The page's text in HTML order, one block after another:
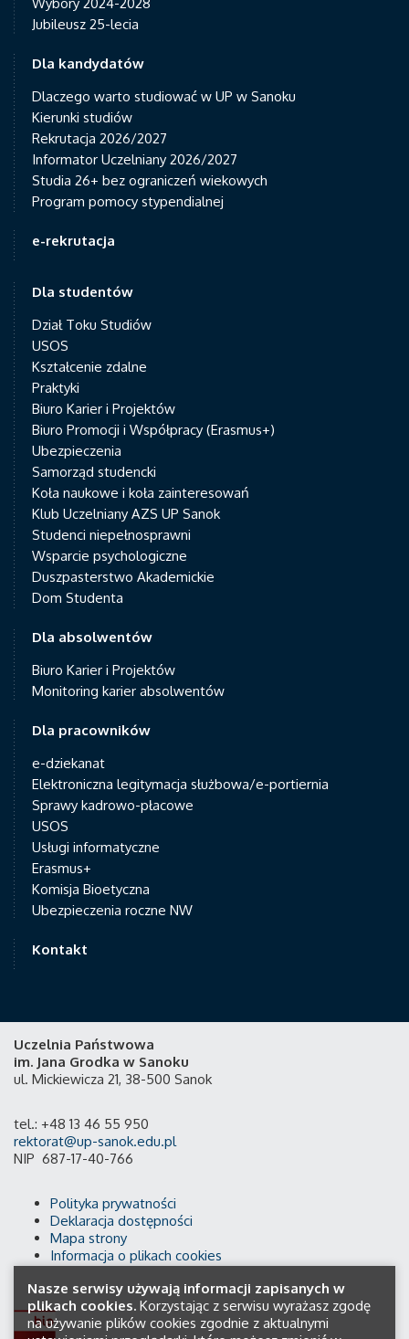
Jubileusz 25-lecia
Dla kandydatów
Dlaczego warto studiować w UP w Sanoku
Kierunki studiów
Rekrutacja 2026/2027
Informator Uczelniany 2026/2027
Studia 26+ bez ograniczeń wiekowych
Program pomocy stypendialnej
e-rekrutacja
Dla studentów
Dział Toku Studiów
USOS
Kształcenie zdalne
Praktyki
Biuro Karier i Projektów
Biuro Promocji i Współpracy (Erasmus+)
Ubezpieczenia
Samorząd studencki
Koła naukowe i koła zainteresowań
Klub Uczelniany AZS UP Sanok
Studenci niepełnosprawni
Wsparcie psychologiczne
Duszpasterstwo Akademickie
Dom Studenta
Dla absolwentów
Biuro Karier i Projektów
Monitoring karier absolwentów
Dla pracowników
e-dziekanat
Elektroniczna legitymacja służbowa/e-portiernia
Sprawy kadrowo-płacowe
USOS
Usługi informatyczne
Erasmus+
Komisja Bioetyczna
Ubezpieczenia roczne NW
Kontakt
Uczelnia Państwowa
im. Jana Grodka w Sanoku
ul. Mickiewicza 21, 38-500 Sanok
tel.: +48 13 46 55 950
rektorat@up-sanok.edu.pl
NIP 687-17-40-766
Polityka prywatności
Deklaracja dostępności
Mapa strony
Informacja o plikach cookies
Nasze serwisy używają informacji zapisanych w
plikach cookies. Korzystając z serwisu wyrażasz zgodę
na używanie plików cookies zgodnie z aktualnymi